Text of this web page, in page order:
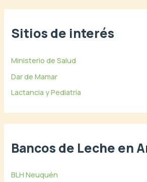
Sitios de interés
Ministerio de Salud
Dar de Mamar
Lactancia y Pediatría
Bancos de Leche en
BLH Neuquén